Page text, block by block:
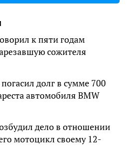
к пяти годам
сожителя
долг в сумме 700
автомобиля BMW
дело в отношении
мотоцикл своему 12-